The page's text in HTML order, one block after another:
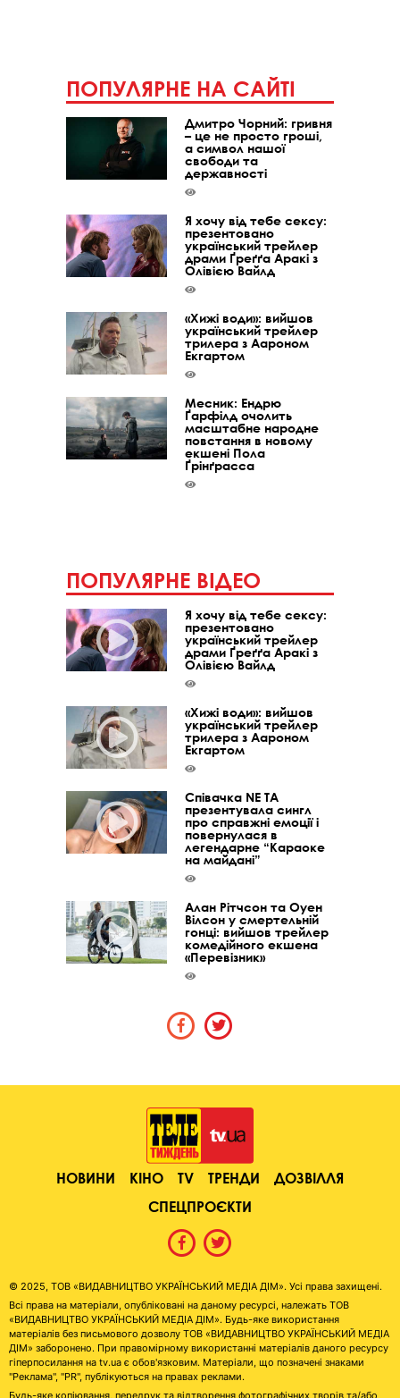
ПОПУЛЯРНЕ НА САЙТІ
Дмитро Чорний: гривня
– це не просто гроші,
а символ нашої
свободи та
державності
Я хочу від тебе сексу:
презентовано
український трейлер
драми Ґреґґа Аракі з
Олівією Вайлд
«Хижі води»: вийшов
український трейлер
трилера з Аароном
Екгартом
Месник: Ендрю
Ґарфілд очолить
масштабне народне
повстання в новому
екшені Пола
Ґрінґрасса
ПОПУЛЯРНЕ ВІДЕО
Я хочу від тебе сексу:
презентовано
український трейлер
драми Ґреґґа Аракі з
Олівією Вайлд
«Хижі води»: вийшов
український трейлер
трилера з Аароном
Екгартом
Співачка NE TA
презентувала сингл
про справжні емоції і
повернулася в
легендарне “Караоке
на майдані”
Алан Рітчсон та Оуен
Вілсон у смертельній
гонці: вийшов трейлер
комедійного екшена
«Перевізник»
НОВИНИ КІНО TV ТРЕНДИ
ДОЗВІЛЛЯ
СПЕЦПРОЄКТИ
© 2025, ТОВ «ВИДАВНИЦТВО УКРАЇНСЬКИЙ МЕДІА ДІМ». Усі права захищені.
Всі права на матеріали, опубліковані на даному ресурсі, належать ТОВ
«ВИДАВНИЦТВО УКРАЇНСЬКИЙ МЕДІА ДІМ». Будь-яке використання
матеріалів без письмового дозволу ТОВ «ВИДАВНИЦТВО УКРАЇНСЬКИЙ МЕДІА
ДІМ» заборонено. При правомірному використанні матеріалів даного ресурсу
гіперпосилання на tv.ua є обов'язковим. Матеріали, що позначені знаками
"Реклама", "PR", публікуються на правах реклами.
Будь-яке копіювання, передрук та відтворення фотографічних творів та/або